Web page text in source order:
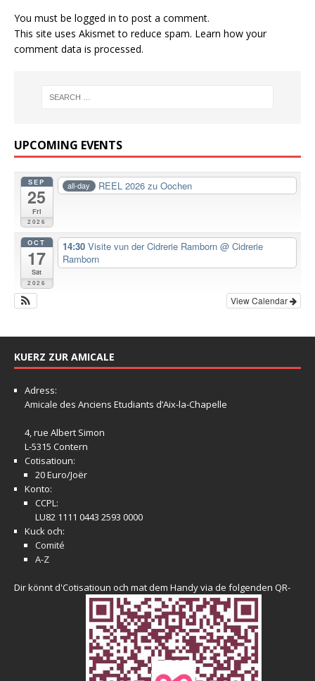
You must be logged in to post a comment.
This site uses Akismet to reduce spam. Learn how your
comment data is processed.
UPCOMING EVENTS
SEP
25
Fri
2026
all-day REEL 2026 zu Oochen
OCT
17
Sat
2026
14:30 Visite vun der Cidrerie Ramborn @ Cidrerie
Ramborn
View Calendar
KUERZ ZUR AMICALE
Adress:
Amicale des Anciens Etudiants d’Aix-la-Chapelle
4, rue Albert Simon
L-5315 Contern
Cotisatioun:
20 Euro/Joër
Konto:
CCPL:
LU82 1111 0443 2593 0000
Kuck och:
Comité
A-Z
Dir könnt d'Cotisatioun och mat dem Handy via de folgenden QR-